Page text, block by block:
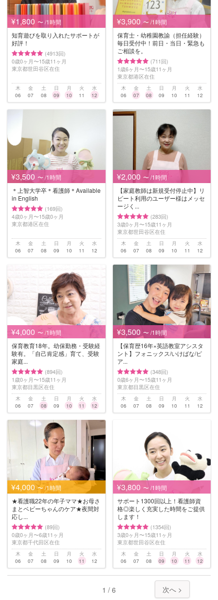
¥1,800 〜 /1時間
知育遊びを取り入れたサポートが
好評！
(4913回)
0歳0ヶ月〜15歳11ヶ月
東京都世田谷区在住
木
06
金
07
土
08
日
09
月
10
火
11
水
12
¥3,900 〜 /1時間
保育士・幼稚園教諭（担任経験）
毎日受付中！前日・当日・緊急も
ご相談を。
(711回)
1歳6ヶ月〜15歳11ヶ月
東京都港区在住
木
06
金
07
土
08
日
09
月
10
火
11
水
12
¥3,500 〜 /1時間
＊上智大学卒＊看護師＊Available
in English
(169回)
4歳0ヶ月〜15歳0ヶ月
東京都港区在住
木
06
金
07
土
08
日
09
月
10
火
11
水
12
¥2,000 〜 /1時間
【家庭教師は新規受付停止中】リ
ピート利用のユーザー様はメッセ
ージく...
(283回)
3歳0ヶ月〜15歳11ヶ月
東京都世田谷区在住
木
06
金
07
土
08
日
09
月
10
火
11
水
12
¥4,000 〜 /1時間
保育教育18年。幼保勤務・受験経
験有。「自己肯定感」育て、受験
家庭...
(894回)
1歳0ヶ月〜15歳11ヶ月
東京都目黒区在住
木
06
金
07
土
08
日
09
月
10
火
11
水
12
¥3,500 〜 /1時間
【保育歴16年×英語教室アシスタ
ント】フォニックス/いけばな/ピ
ア...
(348回)
0歳6ヶ月〜15歳11ヶ月
東京都目黒区在住
木
06
金
07
土
08
日
09
月
10
火
11
水
12
¥4,000 〜 /1時間
★看護職22年の年子ママ★お母さ
まとベビーちゃんのケア★夜間対
応し...
(89回)
0歳0ヶ月〜6歳11ヶ月
東京都千代田区在住
木
06
金
07
土
08
日
09
月
10
火
11
水
12
¥3,800 〜 /1時間
サポート1300回以上！看護師資
格◎楽しく充実した時間をご提供
します！
(1354回)
3歳0ヶ月〜15歳11ヶ月
東京都世田谷区在住
木
06
金
07
土
08
日
09
月
10
火
11
水
12
1 / 6 次へ >